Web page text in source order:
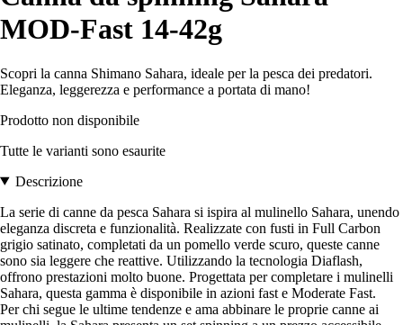
MOD-Fast 14-42g
Scopri la canna Shimano Sahara, ideale per la pesca dei predatori.
Eleganza, leggerezza e performance a portata di mano!
Prodotto non disponibile
Tutte le varianti sono esaurite
Descrizione
La serie di canne da pesca Sahara si ispira al mulinello Sahara, unendo
eleganza discreta e funzionalità. Realizzate con fusti in Full Carbon
grigio satinato, completati da un pomello verde scuro, queste canne
sono sia leggere che reattive. Utilizzando la tecnologia Diaflash,
offrono prestazioni molto buone. Progettata per completare i mulinelli
Sahara, questa gamma è disponibile in azioni fast e Moderate Fast.
Per chi segue le ultime tendenze e ama abbinare le proprie canne ai